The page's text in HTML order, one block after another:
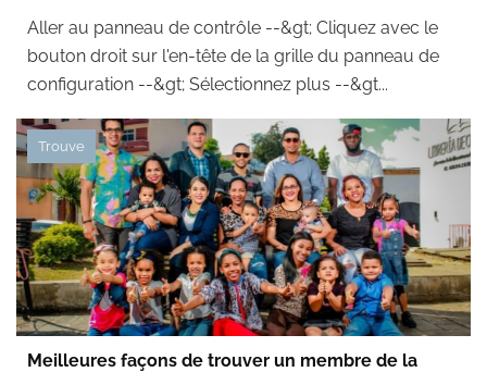
Aller au panneau de contrôle --&gt; Cliquez avec le
bouton droit sur l'en-tête de la grille du panneau de
configuration --&gt; Sélectionnez plus --&gt...
Trouve
Meilleures façons de trouver un membre de la